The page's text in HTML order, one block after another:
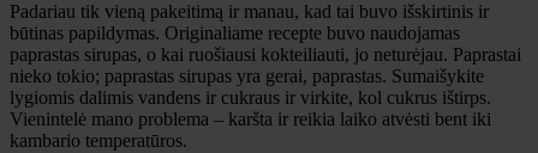
Padariau tik vieną pakeitimą ir manau, kad tai buvo išskirtinis ir
būtinas papildymas. Originaliame recepte buvo naudojamas
paprastas sirupas, o kai ruošiausi kokteiliauti, jo neturėjau. Paprastai
nieko tokio; paprastas sirupas yra gerai, paprastas. Sumaišykite
lygiomis dalimis vandens ir cukraus ir virkite, kol cukrus ištirps.
Vienintelė mano problema – karšta ir reikia laiko atvėsti bent iki
kambario temperatūros.